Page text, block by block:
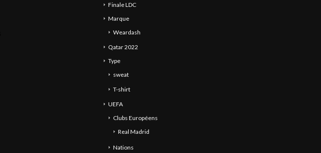
Finale LDC
Marque
Weardash
Qatar 2022
Type
sweat
T-shirt
UEFA
Clubs Européens
Real Madrid
Nations